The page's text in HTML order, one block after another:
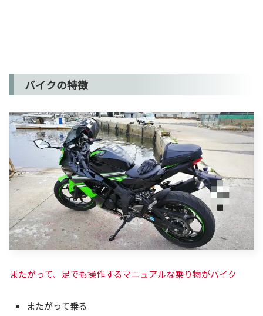
バイクの特徴
またがって、足でも操作するマニュアルな乗り物がバイク
またがって乗る